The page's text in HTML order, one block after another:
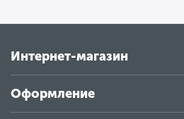
Интернет-магазин
Оформление